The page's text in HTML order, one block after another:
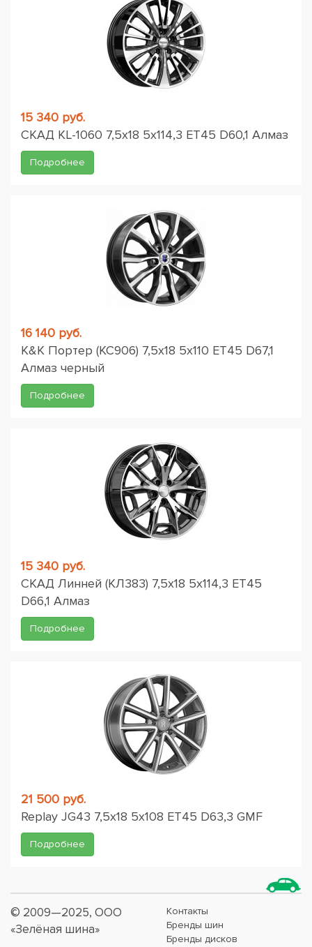
15 340 руб.
СКАД KL-1060 7,5x18 5x114,3 ET45 D60,1 Алмаз
Подробнее
16 140 руб.
K&K Портер (КС906) 7,5x18 5x110 ET45 D67,1
Алмаз черный
Подробнее
15 340 руб.
СКАД Линней (КЛ383) 7,5x18 5x114,3 ET45
D66,1 Алмаз
Подробнее
21 500 руб.
Replay JG43 7,5x18 5x108 ET45 D63,3 GMF
Подробнее
© 2009—2025, ООО
«Зелёная шина»
Контакты
Бренды шин
Бренды дисков